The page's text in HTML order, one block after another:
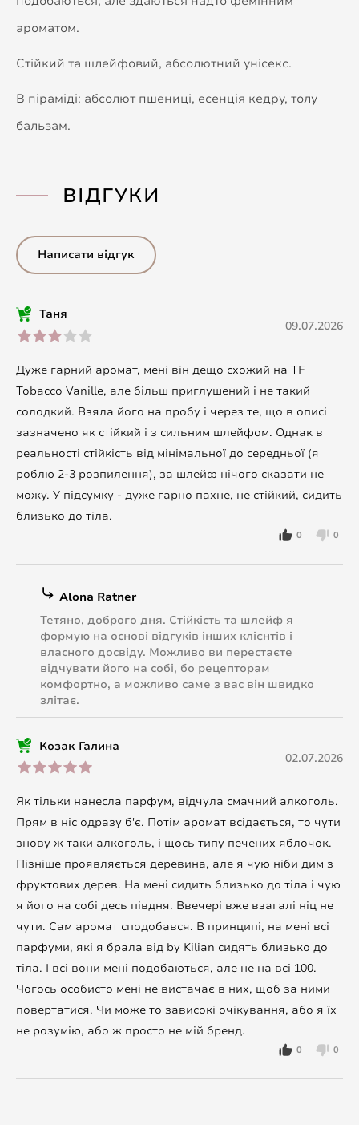
ароматом.
Стійкий та шлейфовий, абсолютний унісекс.
В піраміді: абсолют пшениці, есенція кедру, толу
бальзам.
ВІДГУКИ
Написати відгук
Таня
09.07.2026
Дуже гарний аромат, мені він дещо схожий на TF
Tobacco Vanille, але більш приглушений і не такий
солодкий. Взяла його на пробу і через те, що в описі
зазначено як стійкий і з сильним шлейфом. Однак в
реальності стійкість від мінімальної до середньої (я
роблю 2-3 розпилення), за шлейф нічого сказати не
можу. У підсумку - дуже гарно пахне, не стійкий, сидить
близько до тіла.
0 0
Alona Ratner
Тетяно, доброго дня. Стійкість та шлейф я
формую на основі відгуків інших клієнтів і
власного досвіду. Можливо ви перестаєте
відчувати його на собі, бо рецепторам
комфортно, а можливо саме з вас він швидко
злітає.
Козак Галина
02.07.2026
Як тільки нанесла парфум, відчула смачний алкоголь.
Прям в ніс одразу б'є. Потім аромат всідається, то чути
знову ж таки алкоголь, і щось типу печених яблочок.
Пізніше проявляється деревина, але я чую ніби дим з
фруктових дерев. На мені сидить близько до тіла і чую
я його на собі десь півдня. Ввечері вже взагалі ніц не
чути. Сам аромат сподобався. В принципі, на мені всі
парфуми, які я брала від by Kilian сидять близько до
тіла. І всі вони мені подобаються, але не на всі 100.
Чогось особисто мені не вистачає в них, щоб за ними
повертатися. Чи може то зависокі очікування, або я їх
не розумію, або ж просто не мій бренд.
0 0